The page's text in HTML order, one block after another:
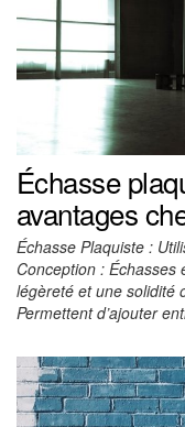
Échasse
avantages
Échasse Plaquiste :
Conception :
légèreté et une solidité
Permettent d’ajouter